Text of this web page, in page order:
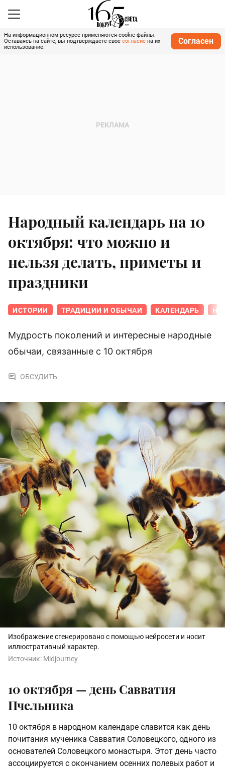
На информационном ресурсе применяются cookie-файлы.
Оставаясь на сайте, вы подтверждаете свое согласие на их
использование.
Согласен
Народный календарь на 10
октября: что можно и
нельзя делать, приметы и
праздники
ИСТОРИИ ТРАДИЦИИ И ОБЫЧАИ КАЛЕНДАРЬ
Мудрость поколений и интересные народные
обычаи, связанные с 10 октября
ОБСУДИТЬ
Изображение сгенерировано с помощью нейросети и носит
иллюстративный характер.
Источник: Midjourney
10 октября — день Савватия
Пчельника
10 октября в народном календаре славится как день
почитания мученика Савватия Соловецкого, одного из
основателей Соловецкого монастыря. Этот день часто
ассоциируется с окончанием осенних полевых работ и